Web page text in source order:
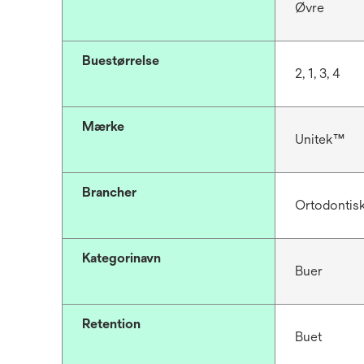
Øvre
Buestørrelse
2, 1, 3, 4
Mærke
Unitek™
Brancher
Kategorinavn
Buer
Retention
Buet